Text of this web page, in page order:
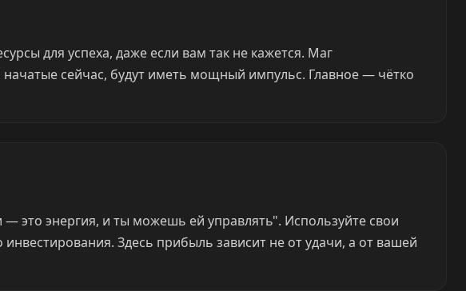
для успеха, даже если вам так не кажется. Маг
сейчас, будут иметь мощный импульс. Главное — чётко
это энергия, и ты можешь ей управлять". Используйте свои
Здесь прибыль зависит не от удачи, а от вашей